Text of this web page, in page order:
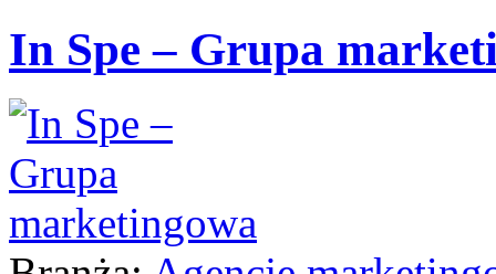
In Spe – Grupa